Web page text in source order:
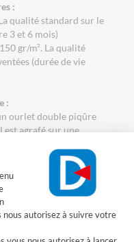
du
nous autorisez à suivre votre
:
qualité standard sur le
3 et 6 mois)
gr/m². La qualité
(durée de vie
:
ourlet double piqûre
agrafé sur une
sur une façade?
la Somalie sur votre
fixer sur votre mur un
vous pourrez